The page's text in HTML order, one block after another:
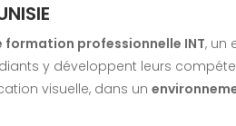
professionnelle INT, un
y développent leurs
visuelle, dans un